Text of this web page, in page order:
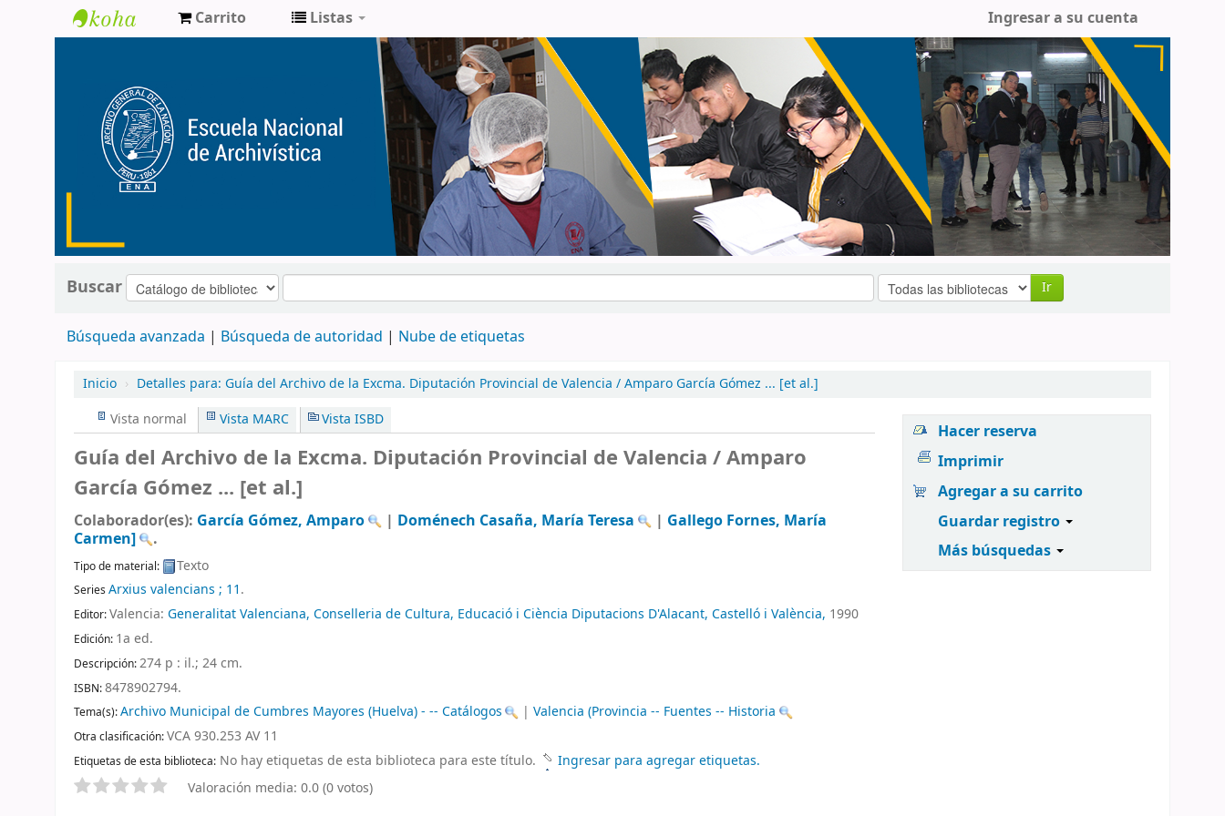
Biblioteca
ENA
Carrito Listas Ingresar a su cuenta
Buscar Ir
Búsqueda avanzada Búsqueda de autoridad Nube de etiquetas
Inicio › Detalles para: Guía del Archivo de la Excma. Diputación Provincial de Valencia / Amparo García Gómez ... [et al.]
Vista normal
Vista MARC Vista ISBD
Guía del Archivo de la Excma. Diputación Provincial de Valencia / Amparo
García Gómez ... [et al.]
Colaborador(es): García Gómez, Amparo | Doménech Casaña, María Teresa | Gallego Fornes, María
Carmen]
.
Tipo de material: Texto
Series Arxius valencians ; 11.
Editor:Valencia: Generalitat Valenciana, Conselleria de Cultura, Educació i Ciència Diputacions D'Alacant, Castelló i València, 1990
Edición: 1a ed.
Descripción:274 p : il.; 24 cm.
ISBN:8478902794.
Tema(s):Archivo Municipal de Cumbres Mayores (Huelva) - -- Catálogos |Valencia (Provincia -- Fuentes -- Historia
Otra clasificación:VCA 930.253 AV 11
Etiquetas de esta biblioteca: No hay etiquetas de esta biblioteca para este título.
Ingresar para agregar etiquetas.
Valoración media: 0.0 (0 votos)
Hacer reserva
Imprimir
Agregar a su carrito
Guardar registro
Más búsquedas